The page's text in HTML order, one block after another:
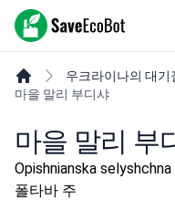
SaveEcoBot
우크라이나의 대기
마을 말리 부디샤
마을 말리 부
Opishnianska
폴타바 주